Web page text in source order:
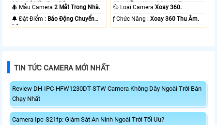
20m Có Màu Ban Ðêm.
🐜 Mẫu Camera2 Mắt Trong Nhà.
️🔔 Đặt Điểm : Báo Động Chuyển
Động.
10m Hồng Ngoại Smart IR.
💦 Loại CameraXoay 360.
️ƒ Chức Năng :Xoay 360 Thu Âm.
TIN TỨC CAMERA MỚI NHẤT
Review DH-IPC-HFW1230DT-STW Camera Không Dây Ngoài Trời Bán
Chạy Nhất
Camera Ipc-S21fp: Giám Sát An Ninh Ngoài Trời Tối Ưu?